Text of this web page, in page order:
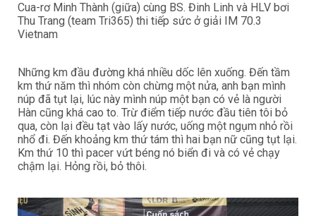
Cua-rơ Minh Thành (giữa) cùng BS. Đinh Linh và HLV bơi
Thu Trang (team Tri365) thi tiếp sức ở giải IM 70.3
Vietnam
Những km đầu đường khá nhiều dốc lên xuống. Đến tầm
km thứ năm thì nhóm còn chừng một nửa, anh bạn mình
núp đã tụt lại, lúc này mình núp một bạn có vẻ là người
Hàn cũng khá cao to. Trừ điểm tiếp nước đầu tiên tôi bỏ
qua, còn lại đều tạt vào lấy nước, uống một ngụm nhỏ rồi
nhổ đi. Đến khoảng km thứ tám thì hai bạn nữ cũng tụt lại.
Km thứ 10 thì pacer vứt béng nó biển đi và có vẻ chạy
chậm lại. Hỏng rồi, bỏ thôi.